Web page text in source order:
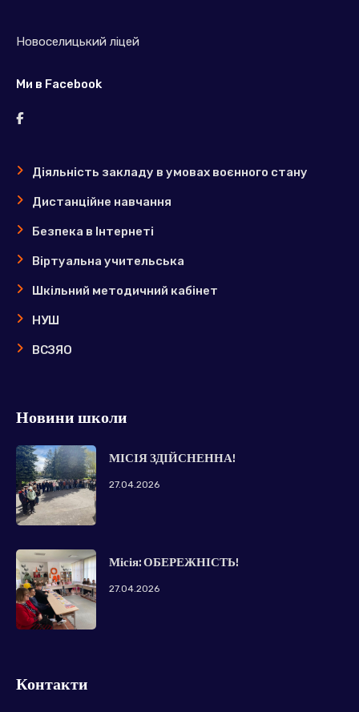
Новоселицький ліцей
Ми в Facebook
Діяльність закладу в умовах воєнного стану
Дистанційне навчання
Безпека в Інтернеті
Віртуальна учительська
Шкільний методичний кабінет
НУШ
ВСЗЯО
Новини школи
МІСІЯ ЗДІЙСНЕННА!
27.04.2026
Місія: ОБЕРЕЖНІСТЬ!
27.04.2026
Контакти